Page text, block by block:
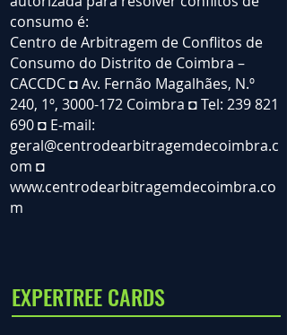
consumo é:
Centro de Arbitragem de Conflitos de
Consumo do Distrito de Coimbra –
CACCDC ◘ Av. Fernão Magalhães, N.º
240, 1º, 3000-172 Coimbra ◘ Tel: 239 821
690 ◘ E-mail:
geral@centrodearbitragemdecoimbra.c
om ◘
www.centrodearbitragemdecoimbra.co
m
EXPERTREE CARDS